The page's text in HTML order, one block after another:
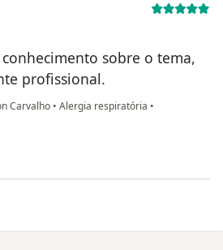
sobre o tema,
profissional.
Carvalho • Alergia respiratória •